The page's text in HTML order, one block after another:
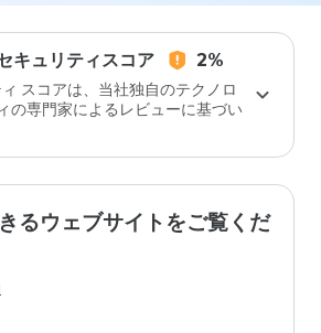
キュリティスコア 2%
スコアは、当社独自のテクノロ
の専門家によるレビューに基づい
るウェブサイトをご覧くだ